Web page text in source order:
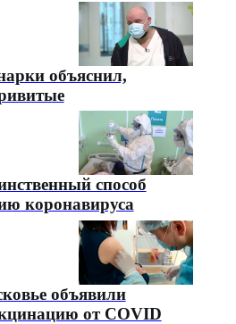
объяснил,
способ
коронавируса
объявили
от COVID